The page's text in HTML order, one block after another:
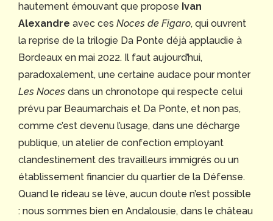
hautement émouvant que propose Ivan
Alexandre avec ces Noces de Figaro, qui ouvrent
la reprise de la trilogie Da Ponte déjà applaudie à
Bordeaux en mai 2022. Il faut aujourd’hui,
paradoxalement, une certaine audace pour monter
Les Noces dans un chronotope qui respecte celui
prévu par Beaumarchais et Da Ponte, et non pas,
comme c’est devenu l’usage, dans une décharge
publique, un atelier de confection employant
clandestinement des travailleurs immigrés ou un
établissement financier du quartier de la Défense.
Quand le rideau se lève, aucun doute n’est possible
: nous sommes bien en Andalousie, dans le château